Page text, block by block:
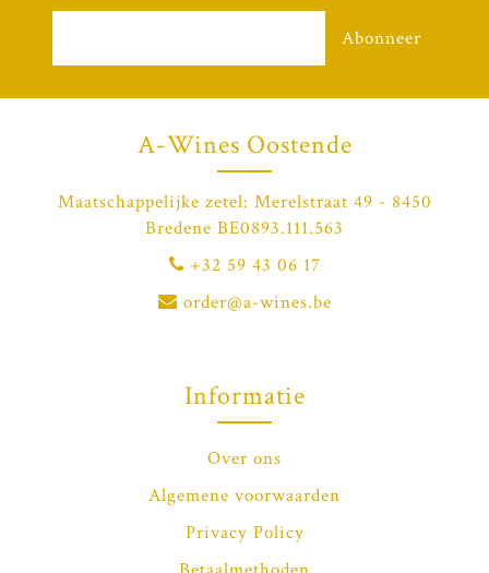
Abonneer
A-Wines Oostende
Maatschappelijke zetel: Merelstraat 49 - 8450
Bredene BE0893.111.563
+32 59 43 06 17
order@a-wines.be
Informatie
Over ons
Algemene voorwaarden
Privacy Policy